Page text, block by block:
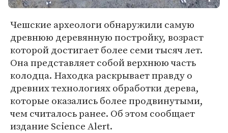
Чешские археологи обнаружили самую
древнюю деревянную постройку, возраст
которой достигает более семи тысяч лет.
Она представляет собой верхнюю часть
колодца. Находка раскрывает правду о
древних технологиях обработки дерева,
которые оказались более продвинутыми,
чем считалось ранее. Об этом сообщает
издание Science Alert.